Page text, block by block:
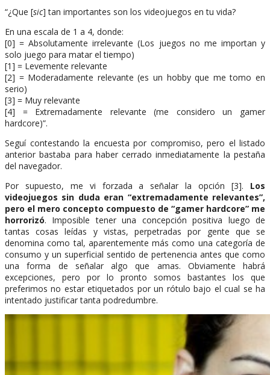
“¿Que [sic] tan importantes son los videojuegos en tu vida?
En una escala de 1 a 4, donde:
[0] = Absolutamente irrelevante (Los juegos no me importan y
solo juego para matar el tiempo)
[1] = Levemente relevante
[2] = Moderadamente relevante (es un hobby que me tomo en
serio)
[3] = Muy relevante
[4] = Extremadamente relevante (me considero un gamer
hardcore)”.
Seguí contestando la encuesta por compromiso, pero el listado
anterior bastaba para haber cerrado inmediatamente la pestaña
del navegador.
Por supuesto, me vi forzada a señalar la opción [3]. Los
videojuegos sin duda eran “extremadamente relevantes”,
pero el mero concepto compuesto de “gamer hardcore” me
horrorizó. Imposible tener una concepción positiva luego de
tantas cosas leídas y vistas, perpetradas por gente que se
denomina como tal, aparentemente más como una categoría de
consumo y un superficial sentido de pertenencia antes que como
una forma de señalar algo que amas. Obviamente habrá
excepciones, pero por lo pronto somos bastantes los que
preferimos no estar etiquetados por un rótulo bajo el cual se ha
intentado justificar tanta podredumbre.